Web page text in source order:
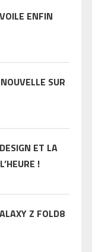
ENFIN
SUR
ET LA
!
Z FOLD8